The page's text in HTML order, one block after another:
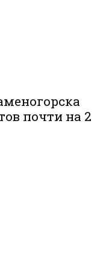
почти на 2